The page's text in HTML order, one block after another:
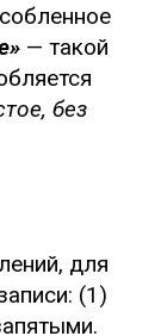
— такой
без
для
(1)